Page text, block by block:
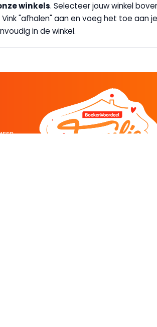
winkels. Selecteer jouw winkel
"afhalen" aan en voeg het toe aan
in de winkel.